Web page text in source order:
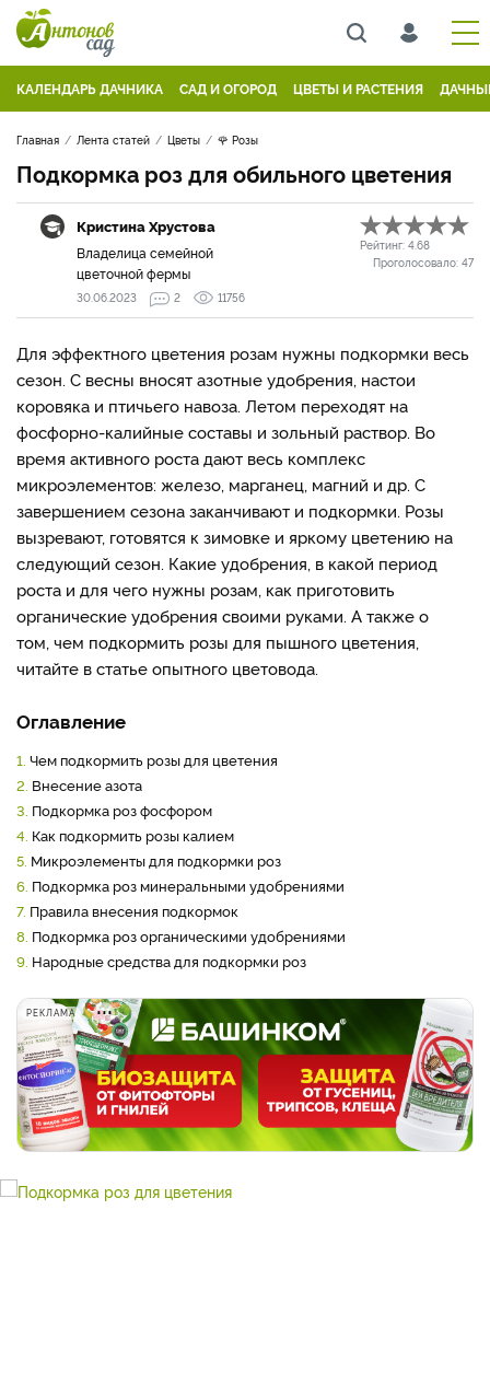
КАЛЕНДАРЬ ДАЧНИКА САД И ОГОРОД ЦВЕТЫ И РАСТЕНИЯ
Главная Лента статей Цветы 🌹 Розы
Подкормка роз для обильного цветения
Кристина Хрустова
Владелица семейной
цветочной фермы
Рейтинг: 4.68
Проголосовало: 47
30.06.2023 2 11756
Для эффектного цветения розам нужны подкормки весь
сезон. С весны вносят азотные удобрения, настои
коровяка и птичьего навоза. Летом переходят на
фосфорно-калийные составы и зольный раствор. Во
время активного роста дают весь комплекс
микроэлементов: железо, марганец, магний и др. С
завершением сезона заканчивают и подкормки. Розы
вызревают, готовятся к зимовке и яркому цветению на
следующий сезон. Какие удобрения, в какой период
роста и для чего нужны розам, как приготовить
органические удобрения своими руками. А также о
том, чем подкормить розы для пышного цветения,
читайте в статье опытного цветовода.
Оглавление
1. Чем подкормить розы для цветения
2. Внесение азота
3. Подкормка роз фосфором
4. Как подкормить розы калием
5. Микроэлементы для подкормки роз
6. Подкормка роз минеральными удобрениями
7. Правила внесения подкормок
8. Подкормка роз органическими удобрениями
9. Народные средства для подкормки роз
РЕКЛАМА